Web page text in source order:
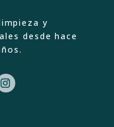
y
desde hace